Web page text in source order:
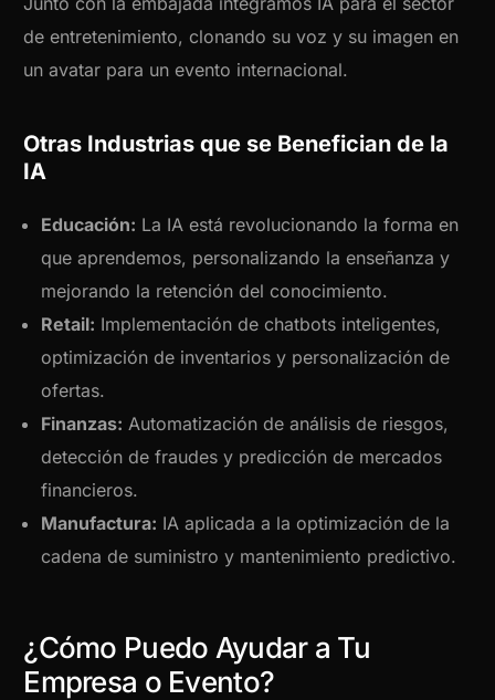
de entretenimiento, clonando su voz y su imagen en
un avatar para un evento internacional.
Otras Industrias que se Benefician de la
IA
Educación: La IA está revolucionando la forma en
que aprendemos, personalizando la enseñanza y
mejorando la retención del conocimiento.
Retail: Implementación de chatbots inteligentes,
optimización de inventarios y personalización de
ofertas.
Finanzas: Automatización de análisis de riesgos,
detección de fraudes y predicción de mercados
financieros.
Manufactura: IA aplicada a la optimización de la
cadena de suministro y mantenimiento predictivo.
¿Cómo Puedo Ayudar a Tu
Empresa o Evento?